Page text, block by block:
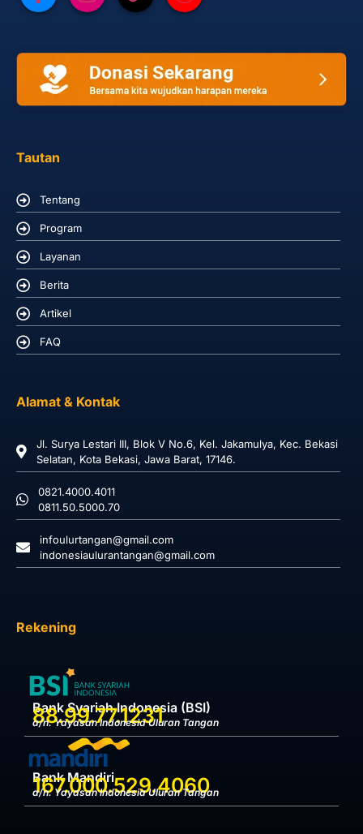
Tautan
Tentang
Program
Layanan
Berita
Artikel
FAQ
Alamat & Kontak
Jl. Surya Lestari III, Blok V No.6, Kel. Jakamulya, Kec. Bekasi
Selatan, Kota Bekasi, Jawa Barat, 17146.
0821.4000.4011
0811.50.5000.70
infoulurtangan@gmail.com
indonesiaulurantangan@gmail.com
Rekening
Bank Syariah Indonesia (BSI)
88.99.77.1231
a/n. Yayasan Indonesia Uluran Tangan
Bank Mandiri
167.000.529.4060
a/n. Yayasan Indonesia Uluran Tangan